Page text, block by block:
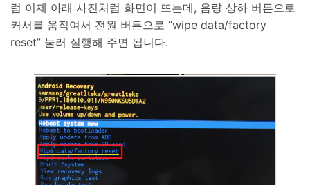
럼 이제 아래 사진처럼 화면이 뜨는데, 음량 상하 버튼으로
커서를 움직여서 전원 버튼으로 “wipe data/factory
reset” 눌러 실행해 주면 됩니다.